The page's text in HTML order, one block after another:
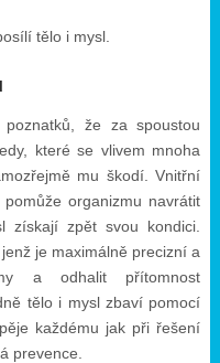
tělo i mysl.
že za spoustou
které se vlivem mnoha
mu škodí. Vnitřní
organizmu navrátit
získají zpět svou kondici.
je maximálně precizní a
a odhalit přítomnost
tělo i mysl zbaví pomocí
každému jak při řešení
prevence.